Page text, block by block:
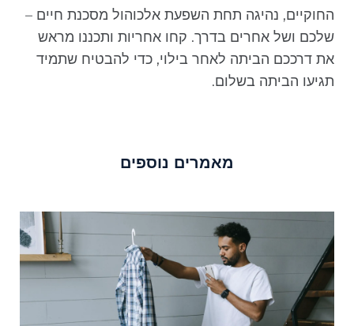
החוקיים, נהיגה תחת השפעת אלכוהול מסכנת חיים –
שלכם ושל אחרים בדרך. קחו אחריות ותכננו מראש
את דרככם הביתה לאחר בילוי, כדי להבטיח שתמיד
תגיעו הביתה בשלום.
מאמרים נוספים